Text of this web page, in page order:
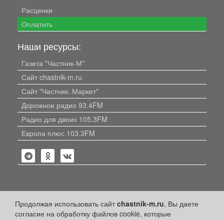
Продолжая использовать сайтchastnik-m.ru, Вы даете
согласие на обработку файлов cookie, которые
Расценки
Оплатить
Наши ресурсы:
Газета "Частник-М"
Сайт chastnik-m.ru
Сайт "Частник. Маркет"
Дорожное радио 93.4FM
Радио для двоих 105.3FM
Европа плюс 103.3FM
Политика конфиденциальности
Публикации с пометкой «Реклама», «На правах рекламы»,